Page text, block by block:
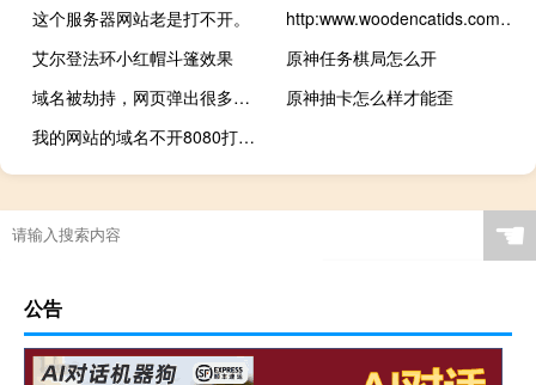
这个服务器网站老是打不开。
http:www.woodencatids.com网址打不开
艾尔登法环小红帽斗篷效果
原神任务棋局怎么开
域名被劫持，网页弹出很多广告
原神抽卡怎么样才能歪
我的网站的域名不开8080打不开
☚
公告